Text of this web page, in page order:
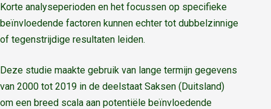
Korte analyseperioden en het focussen op specifieke
beïnvloedende factoren kunnen echter tot dubbelzinnige
of tegenstrijdige resultaten leiden.
Deze studie maakte gebruik van lange termijn gegevens
van 2000 tot 2019 in de deelstaat Saksen (Duitsland)
om een ​​breed scala aan potentiële beïnvloedende